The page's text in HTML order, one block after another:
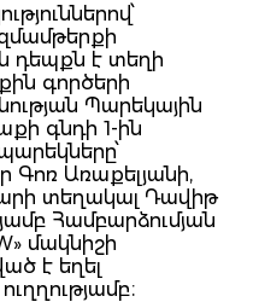
դեպքն է տեղի
գործերի
Պարեկային
գնդի 1-ին
Առաքելյանի,
տեղակալ Դավիթ
Համբարձումյան
մակնիշի
է եղել